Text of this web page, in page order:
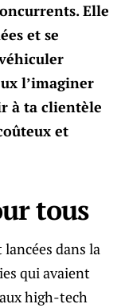
Elle
et se
l’imaginer
à ta clientèle
et
tous
dans la
qui avaient
high-tech